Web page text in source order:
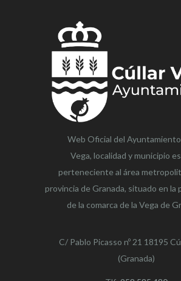
Web Oficial del
Vega, localidad y municipio
perteneciente al área
provincia de Granada, situado en la
de la comarca de la Vega de
C/ Pablo Picasso nº 21 18195
(Granada)